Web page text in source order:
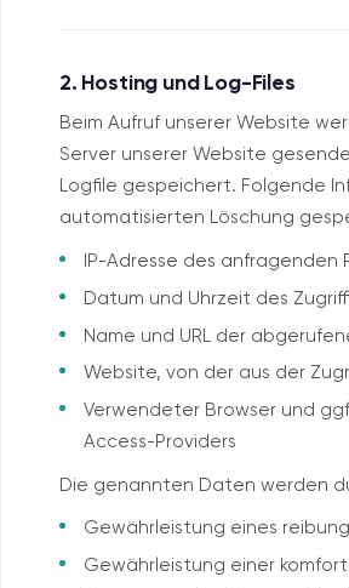
2. Hosting und Log-Files
Beim Aufruf unserer Website
Server unserer Website
Logfile gespeichert. Folgende
automatisierten Löschung
IP-Adresse des anfragenden
Datum und Uhrzeit des
Name und URL der
Website, von der aus der
Verwendeter Browser und
Access-Providers
Die genannten Daten werden
Gewährleistung eines
Gewährleistung einer